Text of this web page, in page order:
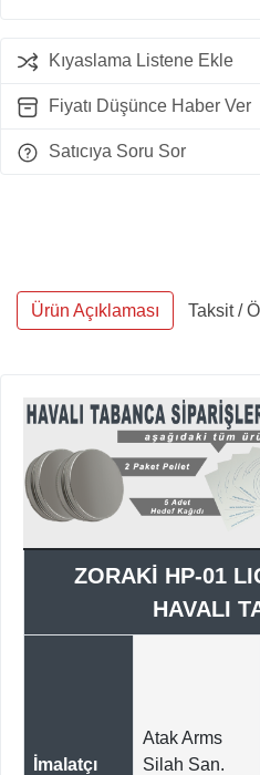
Kıyaslama Listene Ekle
Fiyatı Düşünce Haber Ver
Satıcıya Soru Sor
Ürün Açıklaması Taksit /
ZORAKİ HP-01
HAVALI
İmalatçı
Atak Arms
Silah San.